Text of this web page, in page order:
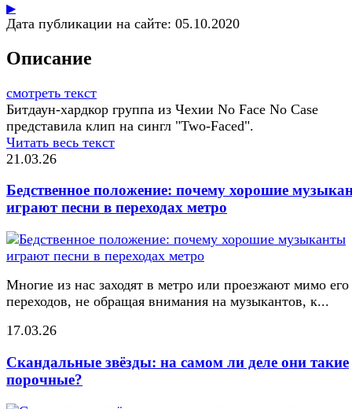
▶
Дата публикации на сайте: 05.10.2020
Описание
смотреть текст
Битдаун-хардкор группа из Чехии No Face No Case
представила клип на сингл "Two-Faced".
Читать весь текст
21.03.26
Бедственное положение: почему хорошие
играют песни в переходах метро
Многие из нас заходят в метро или проезжают мимо его
переходов, не обращая внимания на музыкантов, к...
17.03.26
Скандальные звёзды: на самом ли деле они такие
порочные?